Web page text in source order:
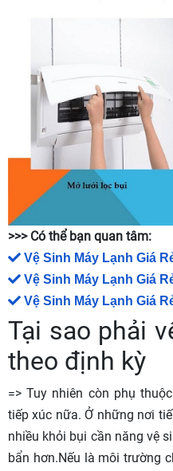
>>> Có thể bạn quan tâm:
Vệ Sinh Máy Lạnh Giá
Vệ Sinh Máy Lạnh Giá
Vệ Sinh Máy Lạnh Giá
Tại sao phải
theo định kỳ
=> Tuy nhiên còn phụ
tiếp xúc nữa. Ở những nơi
nhiều khỏi bụi cần năng vệ
bẩn hơn.Nếu là môi trường